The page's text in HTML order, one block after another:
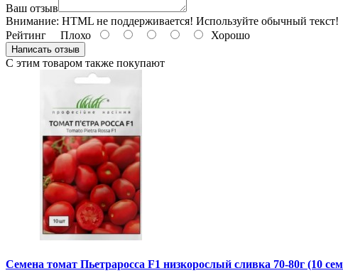
Ваш отзыв
Внимание: HTML не поддерживается! Используйте обычный текст!
Рейтинг Плохо Хорошо
Написать отзыв
С этим товаром также покупают
Семена томат Пьетраросса F1 низкорослый сливка 70-80г (10